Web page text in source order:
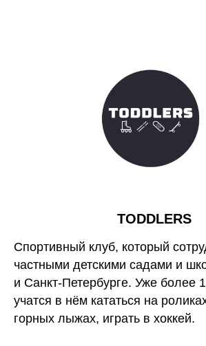
TODDLERS
Спортивный клуб, который
частными детскими садами и
и Санкт-Петербурге. Уже более
учатся в нём кататься на
горных лыжах, играть в хоккей.